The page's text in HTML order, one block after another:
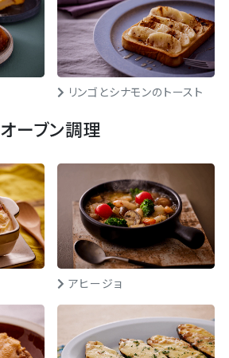
リンゴとシナモンのトースト
オーブン調理
アヒージョ